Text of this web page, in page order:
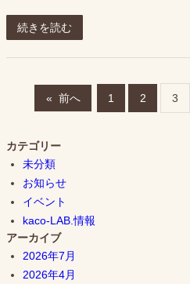
続きを読む
« 前へ 1 2 3
カテゴリー
未分類
お知らせ
イベント
kaco-LAB.情報
アーカイブ
2026年7月
2026年4月